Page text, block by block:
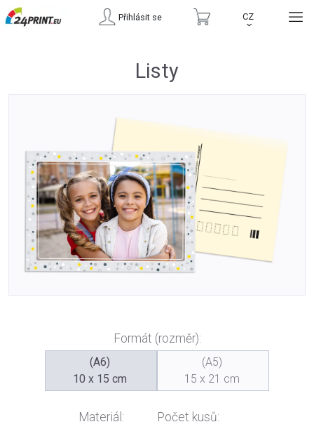
Přihlásit se CZ
›
Listy
Formát (rozměr):
(A6)
10 x 15 cm
(A5)
15 x 21 cm
Materiál: Počet kusů: